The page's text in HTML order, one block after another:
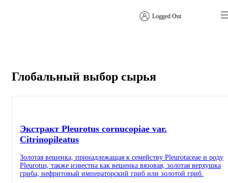
Logged Out
Глобальный выбор сырья
Экстракт Pleurotus cornucopiae var.
Citrinopileatus
Золотая вешенка, принадлежащая к семейству Pleurotaceae и роду
Pleurotus, также известна как вешенка вязовая, золотая верхушка
гриба, нефритовый императорский гриб или золотой гриб.